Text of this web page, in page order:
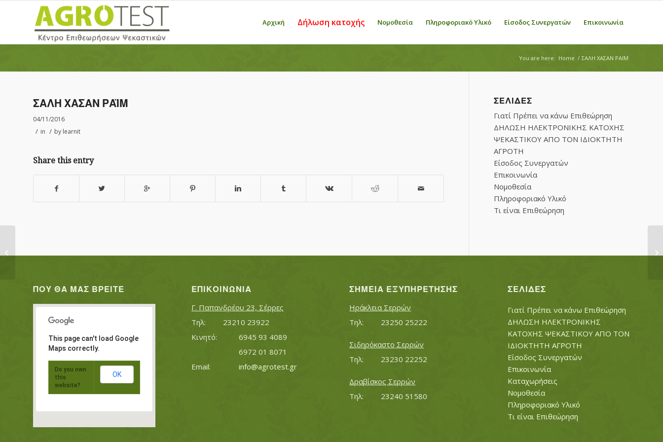
Αρχική Δήλωση κατοχής Νομοθεσία Πληροφοριακό Υλικό Είσοδος Συνεργατών Επικοινωνία
You are here: Home / ΣΑΛΗ ΧΑΣΑΝ ΡΑΪΜ
ΣΑΛΗ ΧΑΣΑΝ ΡΑΪΜ
04/11/2016
/ in / by learnit
Share this entry
ΣΕΛΊΔΕΣ
Γιατί Πρέπει να κάνω Επιθεώρηση
ΔΗΛΩΣΗ ΗΛΕΚΤΡΟΝΙΚΗΣ ΚΑΤΟΧΗΣ
ΨΕΚΑΣΤΙΚΟΥ ΑΠΟ ΤΟΝ ΙΔΙΟΚΤΗΤΗ
ΑΓΡΟΤΗ
Είσοδος Συνεργατών
Επικοινωνία
Νομοθεσία
Πληροφοριακό Υλικό
Τι είναι Επιθεώρηση
ΠΟΥ ΘΑ ΜΑΣ ΒΡΕΊΤΕ
This page can't load Google
Maps correctly.
Do you own
this
website?
OK
ΕΠΙΚΟΙΝΩΝΊΑ
Γ. Παπανδρέου 23, Σέρρες
Τηλ:		23210 23922
Κινητό:		6945 93 4089
			6972 01 8071
info@agrotest.gr
ΣΗΜΕΊΑ ΕΞΥΠΗΡΈΤΗΣΗΣ
Ηράκλεια Σερρών
Τηλ:		23250 25222
Σιδηρόκαστο Σερρών
Τηλ:		23230 22252
Δραβίσκος Σερρών
Τηλ:		23240 51580
ΣΕΛΊΔΕΣ
Γιατί Πρέπει να κάνω Επιθεώρηση
ΔΗΛΩΣΗ ΗΛΕΚΤΡΟΝΙΚΗΣ
ΚΑΤΟΧΗΣ ΨΕΚΑΣΤΙΚΟΥ ΑΠΟ ΤΟΝ
ΙΔΙΟΚΤΗΤΗ ΑΓΡΟΤΗ
Είσοδος Συνεργατών
Επικοινωνία
Καταχωρήσεις
Νομοθεσία
Πληροφοριακό Υλικό
Τι είναι Επιθεώρηση